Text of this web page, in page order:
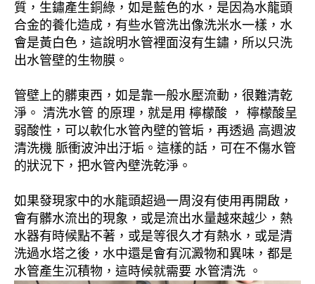
質，生鏽產生銅綠，如是藍色的水，是因為水龍頭
合金的養化造成，有些水管洗出像洗米水一樣，水
會是黃白色，這說明水管裡面沒有生鏽，所以只洗
出水管壁的生物膜。
管壁上的髒東西，如是靠一般水壓流動，很難清乾
淨。 清洗水管 的原理，就是用 檸檬酸 ， 檸檬酸呈
弱酸性，可以軟化水管內壁的管垢，再透過 高週波
清洗機 脈衝波沖出汙垢。這樣的話，可在不傷水管
的狀況下，把水管內壁洗乾淨。
如果發現家中的水龍頭超過一周沒有使用再開啟，
會有髒水流出的現象，或是流出水量越來越少，熱
水器有時候點不著，或是等很久才有熱水，或是清
洗過水塔之後，水中還是會有沉澱物和異味，都是
水管產生沉積物，這時候就需要 水管清洗 。